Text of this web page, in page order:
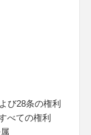
び28条の権利
べての権利